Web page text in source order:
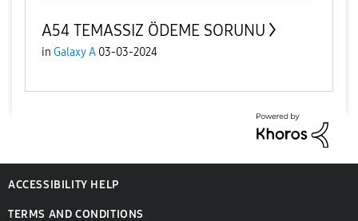
A54 TEMASSIZ ÖDEME SORUNU
in Galaxy A 03-03-2024
ACCESSIBILITY HELP
TERMS AND CONDITIONS